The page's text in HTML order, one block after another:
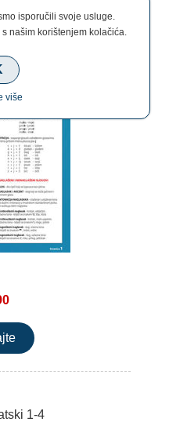
1-4
isporučili svoje usluge.
našim korištenjem kolačića.
više